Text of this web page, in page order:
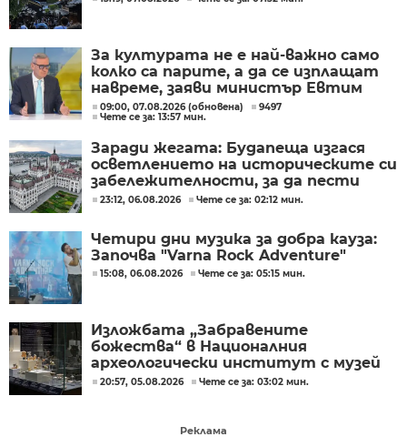
За културата не е най-важно само
колко са парите, а да се изплащат
навреме, заяви министър Евтим
Милошев
09:00, 07.08.2026 (обновена)
9497
Чете се за: 13:57 мин.
Заради жегата: Будапеща изгася
осветлението на историческите си
забележителности, за да пести
енергия
23:12, 06.08.2026 Чете се за: 02:12 мин.
Четири дни музика за добра кауза:
Започва "Varna Rock Adventure"
15:08, 06.08.2026 Чете се за: 05:15 мин.
Изложбата „Забравените
божества“ в Националния
археологически институт с музей
при БАН
20:57, 05.08.2026 Чете се за: 03:02 мин.
Реклама